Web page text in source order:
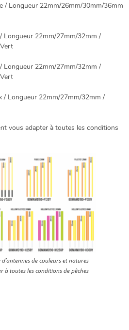
/ Longueur 22mm/26mm/30mm/36mm
Longueur 22mm/27mm/32mm /
Longueur 22mm/27mm/32mm /
/ Longueur 22mm/27mm/32mm /
vous adapter à toutes les conditions
de couleurs et natures
à toutes les conditions de pêches